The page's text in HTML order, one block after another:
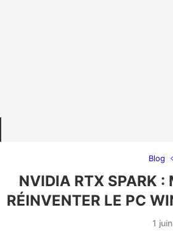
Blog
NVIDIA RTX SPARK :
RÉINVENTER LE PC
1